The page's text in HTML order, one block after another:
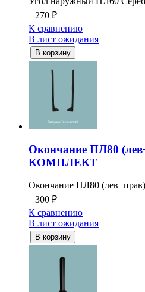
270 ₽
К сравнению
В лист ожидания
В корзину
Окончание ПЛ80
КОМПЛЕКТ
Окончание ПЛ80
300 ₽
К сравнению
В лист ожидания
В корзину